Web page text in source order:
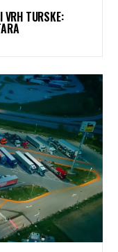
VRH TURSKE: